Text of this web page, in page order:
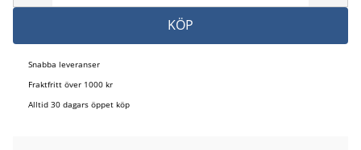
KÖP
Snabba leveranser
Fraktfritt över 1000 kr
Alltid 30 dagars öppet köp